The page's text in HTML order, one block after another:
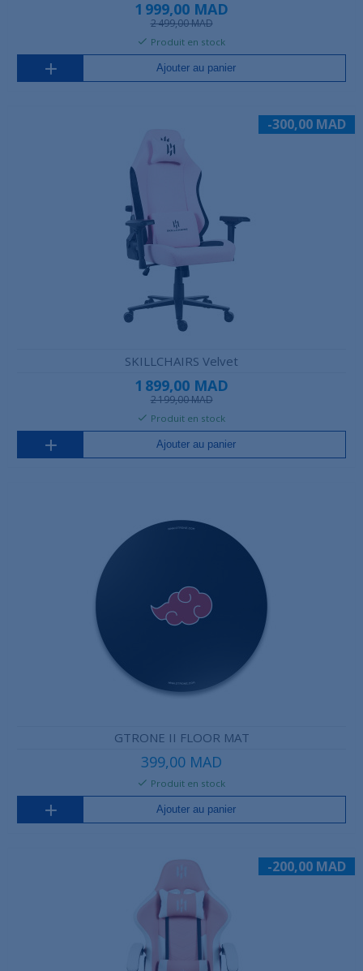
1 999,00 MAD
2 499,00 MAD
Produit en stock
Ajouter au panier
-300,00 MAD
SKILLCHAIRS Velvet
1 899,00 MAD
2 199,00 MAD
Produit en stock
Ajouter au panier
GTRONE II FLOOR MAT
399,00 MAD
Produit en stock
Ajouter au panier
-200,00 MAD